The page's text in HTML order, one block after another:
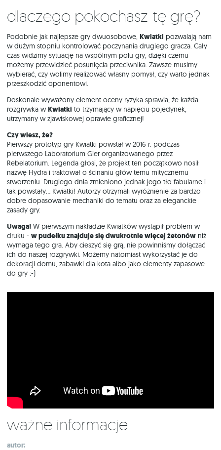
Dlaczego pokochasz tę grę?
Podobnie jak najlepsze gry dwuosobowe, Kwiatki pozwalają nam
w dużym stopniu kontrolować poczynania drugiego gracza. Cały
czas widzimy sytuację na wspólnym polu gry, dzięki czemu
możemy przewidzieć posunięcia przeciwnika. Zawsze musimy
wybierać, czy wolimy realizować własny pomysł, czy warto jednak
przeszkodzić oponentowi.
Doskonale wyważony element oceny ryzyka sprawia, że każda
rozgrywka wKwiatki to trzymający w napięciu pojedynek,
utrzymany w zjawiskowej oprawie graficznej!
Czy wiesz, że?
Pierwszy prototyp gry Kwiatki powstał w 2016 r. podczas
pierwszego Laboratorium Gier organizowanego przez
Rebelatorium. Legenda głosi, że projekt ten początkowo nosił
nazwę Hydra i traktował o ścinaniu głów temu mitycznemu
stworzeniu. Drugiego dnia zmieniono jednak jego tło fabularne i
tak powstały... Kwiatki! Autorzy otrzymali wyróżnienie za bardzo
dobre dopasowanie mechaniki do tematu oraz za eleganckie
zasady gry.
Uwaga! W pierwszym nakładzie Kwiatków wystąpił problem w
druku - w pudełku znajduje się dwukrotnie więcej żetonów niż
wymaga tego gra. Aby cieszyć się grą, nie powinniśmy dołączać
ich do naszej rozgrywki. Możemy natomiast wykorzystać je do
dekoracji domu, zabawki dla kota albo jako elementy zapasowe
do gry :-)
Ważne informacje
autor: